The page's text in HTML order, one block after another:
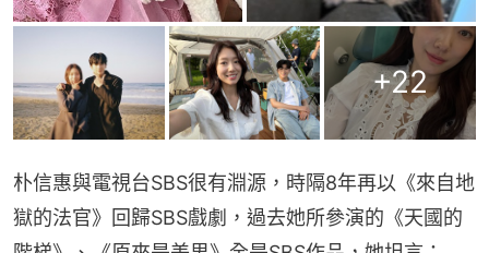
+22
朴信惠與電視台SBS很有淵源，時隔8年再以《來自地
獄的法官》回歸SBS戲劇，過去她所參演的《天國的